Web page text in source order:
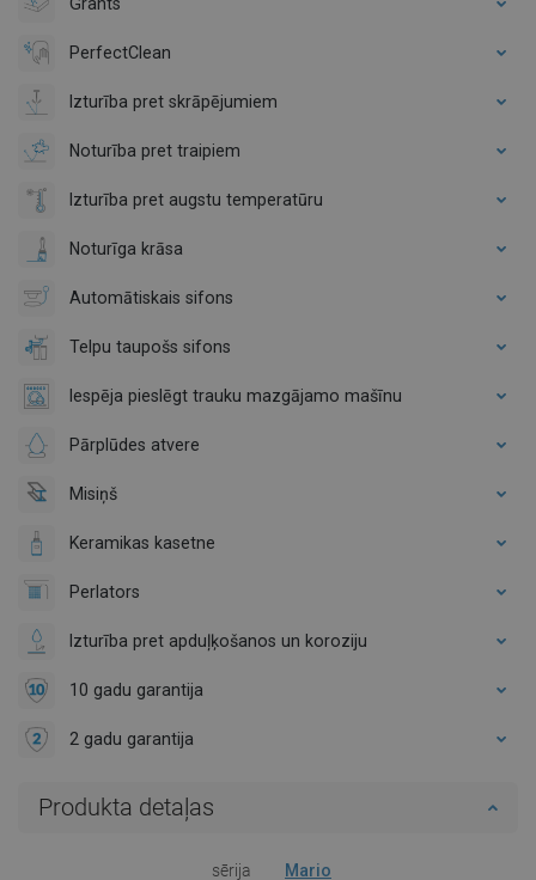
PerfectClean
Izturība pret skrāpējumiem
Noturība pret traipiem
Izturība pret augstu temperatūru
Noturīga krāsa
Automātiskais sifons
Telpu taupošs sifons
Iespēja pieslēgt trauku mazgājamo mašīnu
Pārplūdes atvere
Misiņš
Keramikas kasetne
Perlators
Izturība pret apduļķošanos un koroziju
10 gadu garantija
2 gadu garantija
Produkta detaļas
sērija Mario